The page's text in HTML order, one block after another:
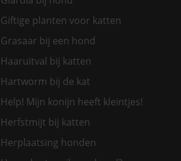
Giftige planten voor katten
Grasaar bij een hond
Haaruitval bij katten
Hartworm bij de kat
Help! Mijn konijn heeft kleintjes!
Herfstmijt bij katten
Herplaatsing honden